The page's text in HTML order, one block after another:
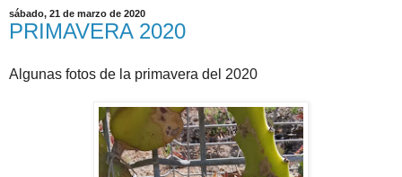
sábado, 21 de marzo de 2020
PRIMAVERA 2020
Algunas fotos de la primavera del 2020